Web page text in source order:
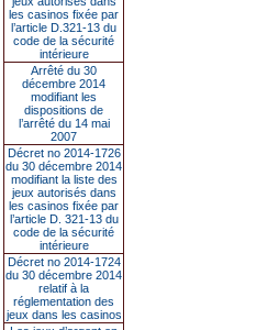
les casinos fixée par
l’article D.321-13 du
code de la sécurité
intérieure
Arrêté du 30
décembre 2014
modifiant les
dispositions de
l’arrêté du 14 mai
2007
Décret no 2014-1726
du 30 décembre 2014
modifiant la liste des
jeux autorisés dans
les casinos fixée par
l’article D. 321-13 du
code de la sécurité
intérieure
Décret no 2014-1724
du 30 décembre 2014
relatif à la
réglementation des
jeux dans les casinos